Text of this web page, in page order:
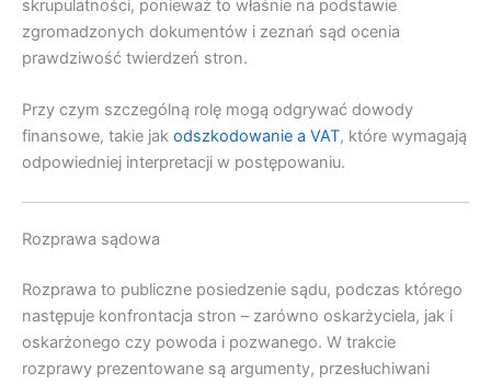
skrupulatności, ponieważ to właśnie na podstawie
zgromadzonych dokumentów i zeznań sąd ocenia
prawdziwość twierdzeń stron.
Przy czym szczególną rolę mogą odgrywać dowody
finansowe, takie jak odszkodowanie a VAT, które wymagają
odpowiedniej interpretacji w postępowaniu.
Rozprawa sądowa
Rozprawa to publiczne posiedzenie sądu, podczas którego
następuje konfrontacja stron – zarówno oskarżyciela, jak i
oskarżonego czy powoda i pozwanego. W trakcie
rozprawy prezentowane są argumenty, przesłuchiwani